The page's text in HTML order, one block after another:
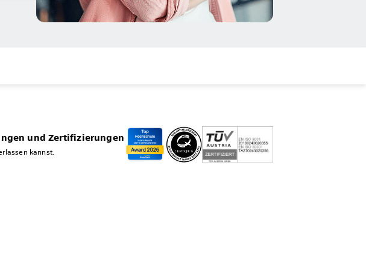
und Zertifizierungen
kannst.